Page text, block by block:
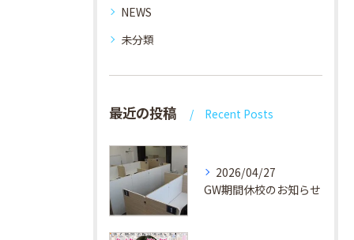
NEWS
未分類
最近の投稿 Recent Posts
2026/04/27
GW期間休校のお知らせ